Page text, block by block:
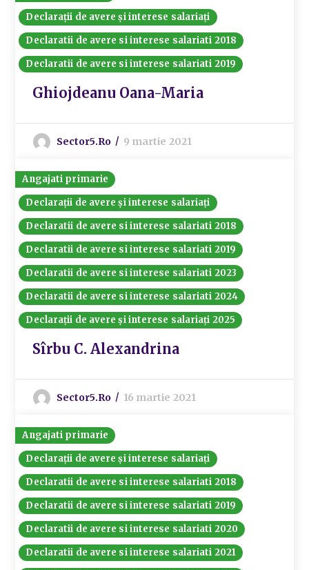
Declarații de avere și interese salariați
Declaratii de avere si interese salariati 2018
Declaratii de avere si interese salariati 2019
Ghiojdeanu Oana-Maria
Sector5.ro 9 martie 2021
Angajati primarie
Declarații de avere și interese salariați
Declaratii de avere si interese salariati 2018
Declaratii de avere si interese salariati 2019
Declaratii de avere si interese salariati 2023
Declaratii de avere si interese salariati 2024
Declarații de avere și interese salariați 2025
Sîrbu C. Alexandrina
Sector5.ro 16 martie 2021
Angajati primarie
Declarații de avere și interese salariați
Declaratii de avere si interese salariati 2018
Declaratii de avere si interese salariati 2019
Declaratii de avere si interese salariati 2020
Declaratii de avere si interese salariati 2021